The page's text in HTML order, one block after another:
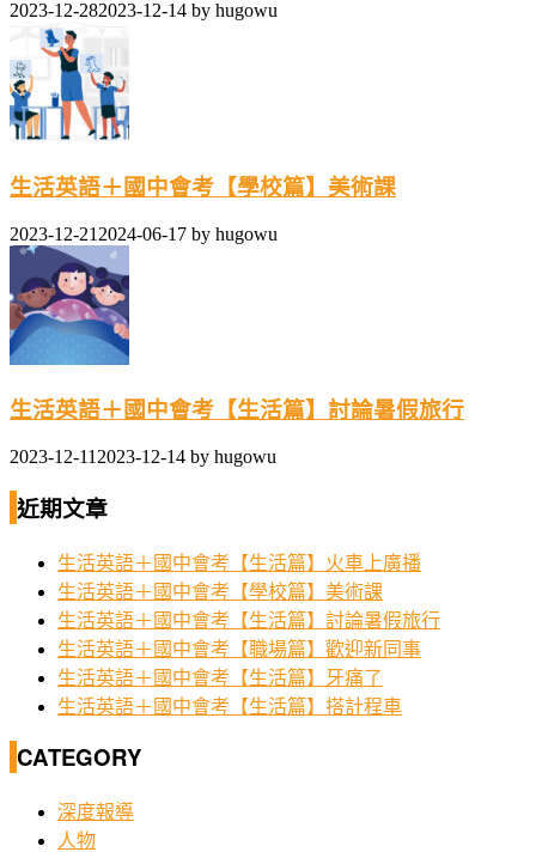
2023-12-282023-12-14 by hugowu
生活英語＋國中會考【學校篇】美術課
2023-12-21 2024-06-17 by hugowu
生活英語＋國中會考【生活篇】討論暑假旅行
2023-12-11 2023-12-14 by hugowu
近期文章
生活英語＋國中會考【生活篇】火車上廣播
生活英語＋國中會考【學校篇】美術課
生活英語＋國中會考【生活篇】討論暑假旅行
生活英語＋國中會考【職場篇】歡迎新同事
生活英語＋國中會考【生活篇】牙痛了
生活英語＋國中會考【生活篇】搭計程車
CATEGORY
深度報導
人物